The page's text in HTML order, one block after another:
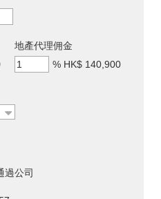
地產代理佣金
% HK$ 140,900
過公司